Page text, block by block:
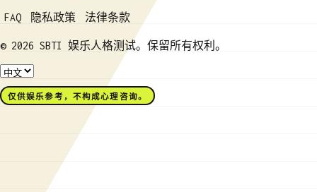
FAQ 隐私政策 法律条款
© 2026 SBTI 娱乐人格测试。保留所有权利。
仅供娱乐参考，不构成心理咨询。